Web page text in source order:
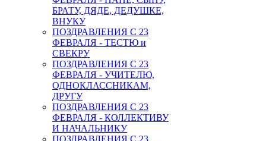
БРАТУ, ДЯДЕ, ДЕДУШКЕ,
ВНУКУ
ПОЗДРАВЛЕНИЯ С 23
ФЕВРАЛЯ - ТЕСТЮ и
СВЕКРУ
ПОЗДРАВЛЕНИЯ С 23
ФЕВРАЛЯ - УЧИТЕЛЮ,
ОДНОКЛАССНИКАМ,
ДРУГУ
ПОЗДРАВЛЕНИЯ С 23
ФЕВРАЛЯ - КОЛЛЕКТИВУ
И НАЧАЛЬНИКУ
ПОЗДРАВЛЕНИЯ С 23